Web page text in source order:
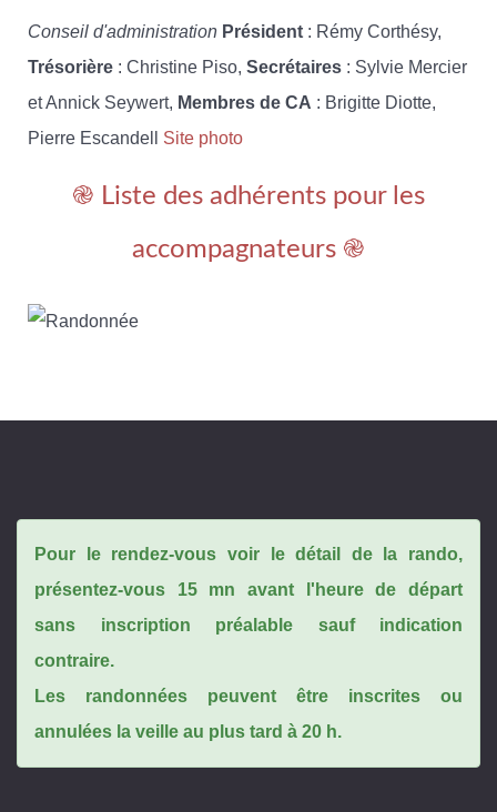
Conseil d'administration Président : Rémy Corthésy,
Trésorière : Christine Piso, Secrétaires : Sylvie Mercier
et Annick Seywert, Membres de CA : Brigitte Diotte,
Pierre Escandell Site photo
֎ Liste des adhérents pour les
accompagnateurs ֎
Pour le rendez-vous voir le détail de la rando,
présentez-vous 15 mn avant l'heure de départ
sans inscription préalable sauf indication
contraire.
Les randonnées peuvent être inscrites ou
annulées la veille au plus tard à 20 h.